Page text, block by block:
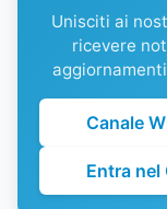
Unisciti ai
ricevere
Canale
Entra nel